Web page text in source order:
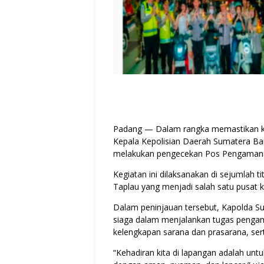
Padang — Dalam rangka memastikan
Kepala Kepolisian Daerah Sumatera
melakukan pengecekan Pos
Kegiatan ini dilaksanakan di sejumlah
Taplau yang menjadi salah satu pusat
Dalam peninjauan tersebut, Kapolda
siaga dalam menjalankan tugas
kelengkapan sarana dan prasarana,
“Kehadiran kita di lapangan adalah